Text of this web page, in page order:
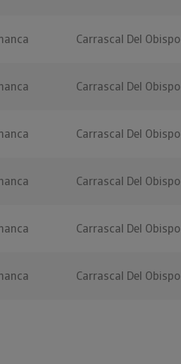
Carrascal Del Obispo
Carrascal Del Obispo
Carrascal Del Obispo
Carrascal Del Obispo
Carrascal Del Obispo
Carrascal Del Obispo